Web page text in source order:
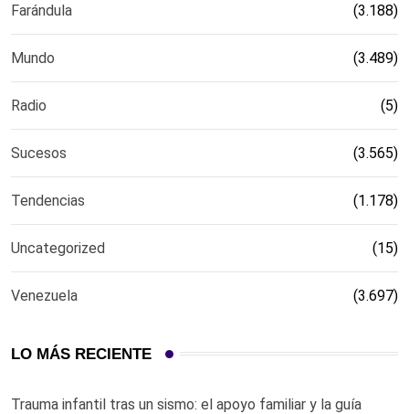
Farándula (3.188)
Mundo (3.489)
Radio (5)
Sucesos (3.565)
Tendencias (1.178)
Uncategorized (15)
Venezuela (3.697)
LO MÁS RECIENTE
Trauma infantil tras un sismo: el apoyo familiar y la guía